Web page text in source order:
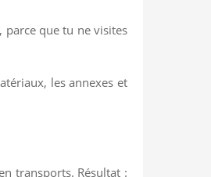
parce que tu ne visites
les annexes et
transports. Résultat :